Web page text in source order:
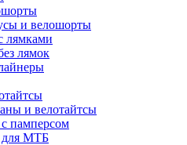
и велошорты
лямками
лямок
и велотайтсы
памперсом
МТБ